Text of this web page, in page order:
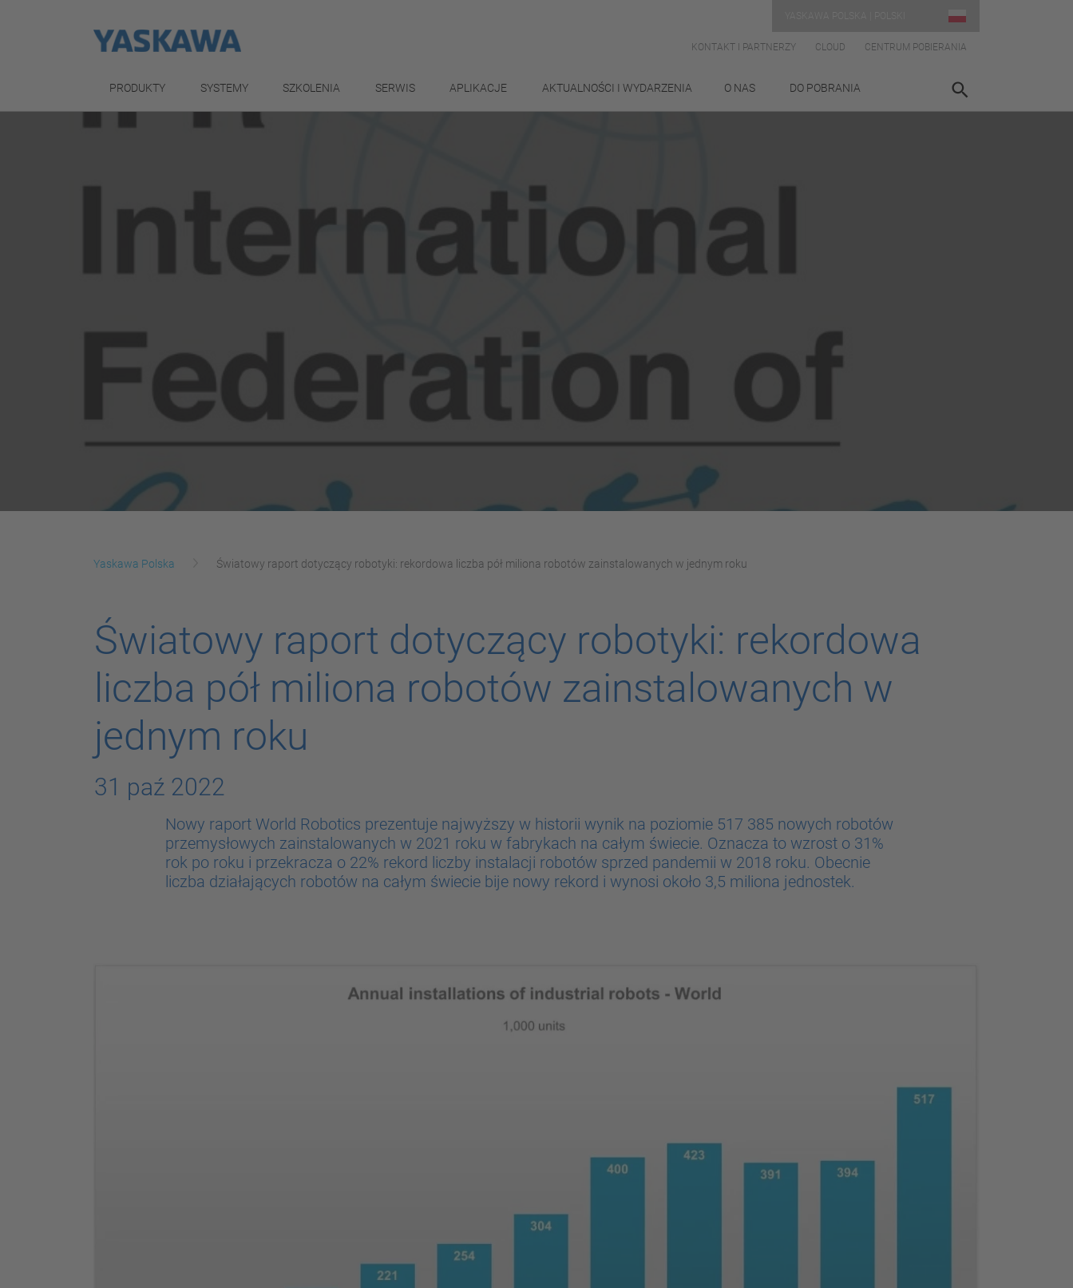
KONTAKT I PARTNERZY CLOUD CENTRUM POBIERANIA
PRODUKTY SYSTEMY SZKOLENIA SERWIS APLIKACJE AKTUALNOŚCI I WYDARZENIA O NAS DO POBRANIA
Yaskawa Polska Światowy raport dotyczący robotyki: rekordowa liczba pół miliona robotów zainstalowanych w jednym roku
Światowy raport dotyczący robotyki: rekordowa
liczba pół miliona robotów zainstalowanych w
jednym roku
31 paź 2022
Nowy raport World Robotics prezentuje najwyższy w historii wynik na poziomie 517 385 nowych robotów
przemysłowych zainstalowanych w 2021 roku w fabrykach na całym świecie. Oznacza to wzrost o 31%
rok po roku i przekracza o 22% rekord liczby instalacji robotów sprzed pandemii w 2018 roku. Obecnie
liczba działających robotów na całym świecie bije nowy rekord i wynosi około 3,5 miliona jednostek.